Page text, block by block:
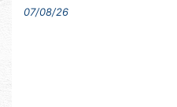
07/08/26